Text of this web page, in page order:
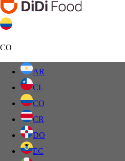
CO
AR
CL
CO
CR
DO
EC